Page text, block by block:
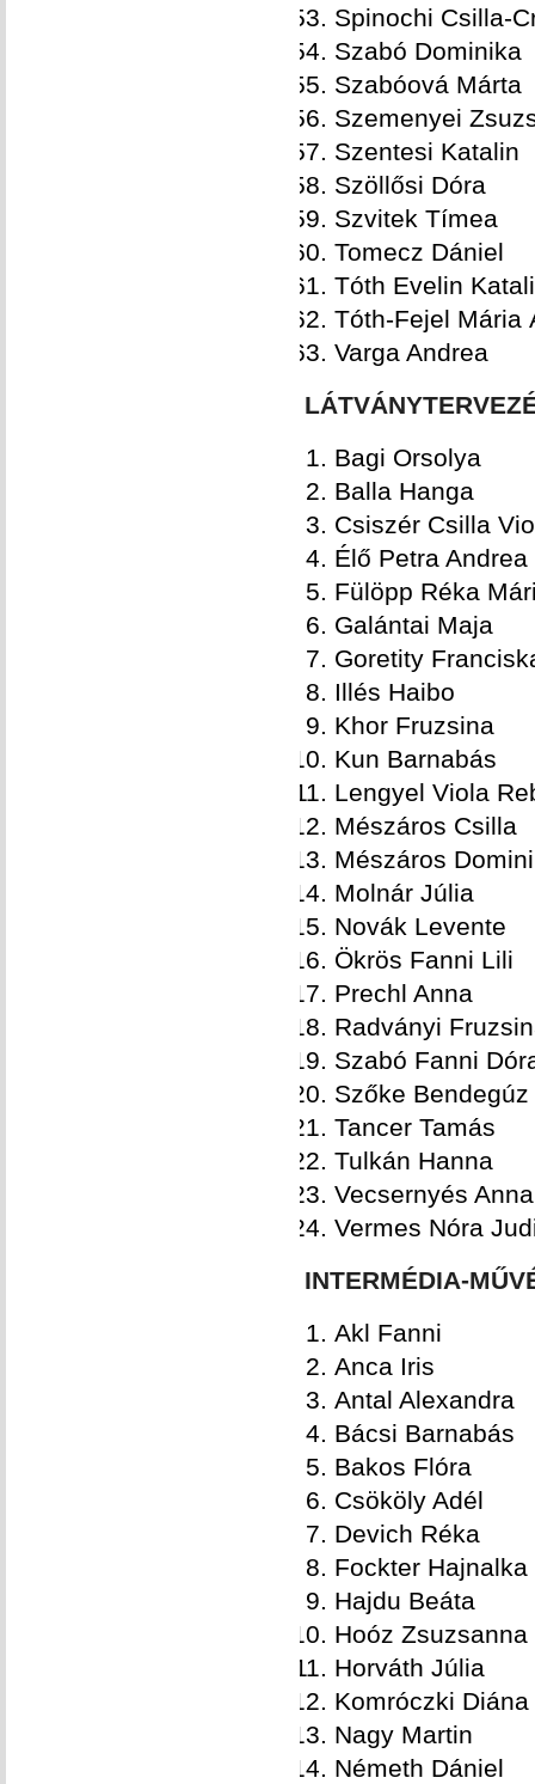
Spinochi Csilla-
Szabó Dominika
Szabóová Márta
Szemenyei
Szentesi Katalin
Szöllősi Dóra
Szvitek Tímea
Tomecz Dániel
Tóth Evelin
Tóth-Fejel Mária
Varga Andrea
Bagi Orsolya
Balla Hanga
Csiszér Csilla
Élő Petra Andrea
Fülöpp Réka
Galántai Maja
Goretity
Illés Haibo
Khor Fruzsina
Kun Barnabás
Lengyel Viola
Mészáros Csilla
Mészáros
Molnár Júlia
Novák Levente
Ökrös Fanni Lili
Prechl Anna
Radványi
Szabó Fanni
Szőke Bendegúz
Tancer Tamás
Tulkán Hanna
Vecsernyés
Vermes Nóra
INTERMÉDIA-
Akl Fanni
Anca Iris
Antal Alexandra
Bácsi Barnabás
Bakos Flóra
Csököly Adél
Devich Réka
Fockter Hajnalka
Hajdu Beáta
Hoóz Zsuzsanna
Horváth Júlia
Komróczki Diána
Nagy Martin
Németh Dániel